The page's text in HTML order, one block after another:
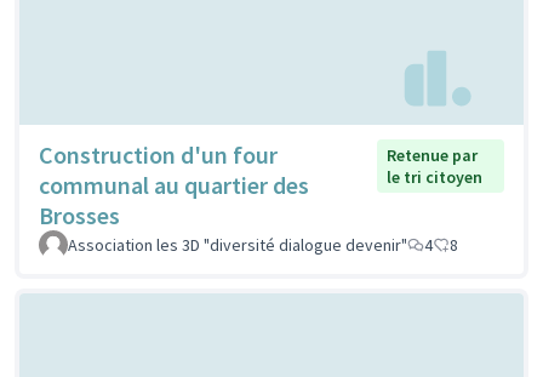
Construction d'un four
communal au quartier des
Brosses
Retenue par
le tri citoyen
Association les 3D "diversité dialogue devenir" 4 8